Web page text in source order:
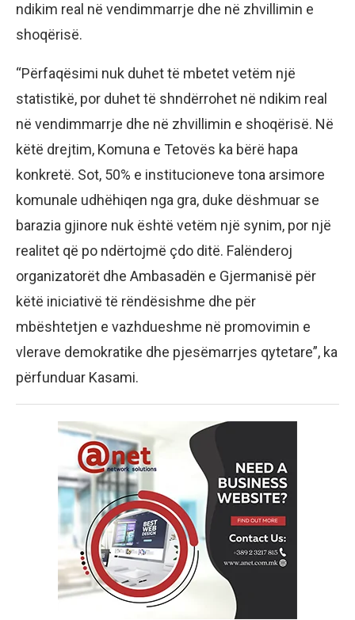
ndikim real në vendimmarrje dhe në zhvillimin e
shoqërisë.
“Përfaqësimi nuk duhet të mbetet vetëm një
statistikë, por duhet të shndërrohet në ndikim real
në vendimmarrje dhe në zhvillimin e shoqërisë. Në
këtë drejtim, Komuna e Tetovës ka bërë hapa
konkretë. Sot, 50% e institucioneve tona arsimore
komunale udhëhiqen nga gra, duke dëshmuar se
barazia gjinore nuk është vetëm një synim, por një
realitet që po ndërtojmë çdo ditë. Falënderoj
organizatorët dhe Ambasadën e Gjermanisë për
këtë iniciativë të rëndësishme dhe për
mbështetjen e vazhdueshme në promovimin e
vlerave demokratike dhe pjesëmarrjes qytetare”, ka
përfunduar Kasami.